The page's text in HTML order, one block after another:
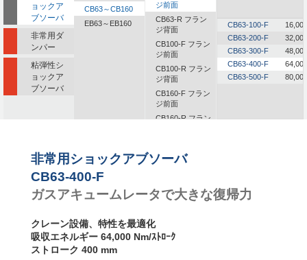
ョックア
ブソーバ
非常用ダ
ンパー
粘弾性シ
ョックア
ブソーバ
CB63～CB160
EB63～EB160
ジ前面
CB63-R フラン
ジ背面
CB100-F フラン
ジ前面
CB100-R フラン
ジ背面
CB160-F フラン
ジ前面
CB160-R フラン
CB63-100-F
16,000
CB63-200-F
32,000
CB63-300-F
48,000
CB63-400-F
64,000
CB63-500-F
80,000
非常用ショックアブソーバ
CB63-400-F
ガスアキュームレータで大きな復帰力
クレーン設備、特性を最適化
吸収エネルギー 64,000 Nm/ｽﾄﾛｰｸ
ストローク 400 mm